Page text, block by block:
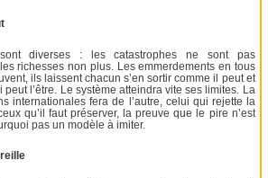
diverses : les catastrophes ne sont pas
richesses non plus. Les emmerdements en tous
ils laissent chacun s’en sortir comme il peut et
l’être. Le système atteindra vite ses limites. La
internationales fera de l’autre, celui qui rejette la
qu’il faut préserver, la preuve que le pire n’est
pas un modèle à imiter.